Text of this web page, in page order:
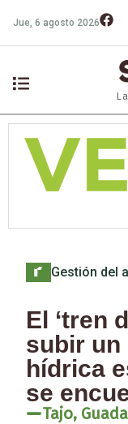
Jue, 6 agosto 2026
Gestión del
El ‘tren
subir un
hídrica
se
Tajo,